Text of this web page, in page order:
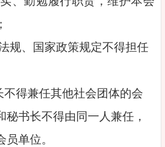
规、国家政策规定不得担任
不得兼任其他社会团体的会
秘书长不得由同一人兼任，
单位。